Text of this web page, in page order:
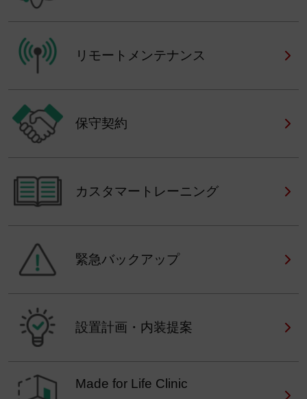
リモートメンテナンス
保守契約
カスタマートレーニング
緊急バックアップ
設置計画・内装提案
Made for Life Clinic